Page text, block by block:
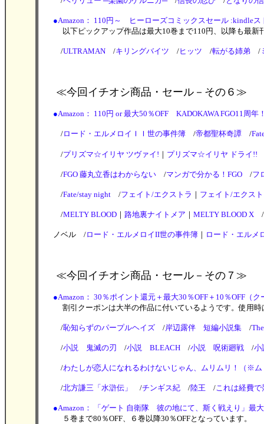
●Amazon： 110円～ ヒーローズコミックスセール :kindleス
以下ピックアップ作品は最大10巻まで110円、以降も最新
/ULTRAMAN /キリングバイツ /ヒッツ /転がる姉弟 /
≪今回イチオシ商品・セール －その６≫
●Amazon： 110円 or 最大50％OFF KADOKAWA FGO11周
/ロード・エルメロイＩＩ世の事件簿 /帝都聖杯奇譚 /
/プリズマ☆イリヤ ツヴァイ! ｜ プリズマ☆イリヤ ドライ!!
/FGO 藤丸立香はわからない /マンガで分かる！FGO /フ
/Fate/stay night /フェイト/エクストラ ｜ フェイト/エクス
/MELTY BLOOD ｜ 路地裏ナイトメア ｜ MELTY BLOOD X /
ノベル /ロード・エルメロイII世の事件簿 ｜ ロード・エルメ
≪今回イチオシ商品・セール －その７≫
●Amazon： 30％ポイント還元＋最大30％OFF＋10％OFF
割引クーポンは大半の作品に付いているようです。使用時
/恥知らずのパープルヘイズ /岸辺露伴 短編小説集 /
/小説 鬼滅の刃 /小説 BLEACH /小説 呪術廻戦 /小
/わたしが恋人になれるわけないじゃん、ムリムリ！（※ム
/北方謙三「水滸伝」 /チンギス紀 /陸王 /これは経費
●Amazon： 「ゲート 自衛隊 彼の地にて、斯く戦えり」最
５巻まで80％OFF、６巻以降30％OFFとなっています。